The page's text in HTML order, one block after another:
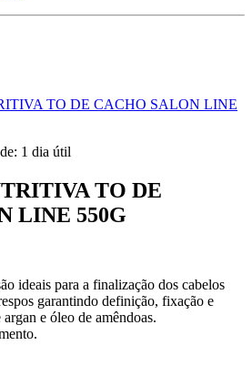
TO DE CACHO SALON LINE
1 dia útil
TO DE
LINE 550G
ideais para a finalização dos cabelos
garantindo definição, fixação e
e óleo de amêndoas.